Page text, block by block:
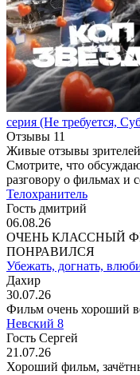
серия (Не требуется,
Отзывы 11
Живые отзывы зрителей
Смотрите, что
разговору о фильмах и
Телохранитель
Гость дмитрий
06.08.26
ОЧЕНЬ КЛАССНЫЙ
ПОНРАВИЛСЯ
Убежать, догнать,
Дахир
30.07.26
Фильм очень хороший
Невский 8
Гость Сергей
21.07.26
Хороший фильм,